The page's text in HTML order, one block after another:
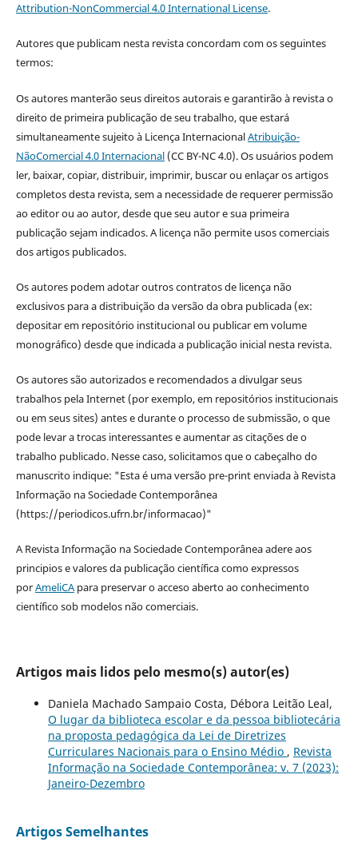
Attribution-NonCommercial 4.0 International License.
Autores que publicam nesta revista concordam com os seguintes
termos:
Os autores manterão seus direitos autorais e garantirão à revista o
direito de primeira publicação de seu trabalho, que estará
simultaneamente sujeito à Licença InternacionalAtribuição-
NãoComercial 4.0 Internacional(CC BY-NC 4.0). Os usuários podem
ler, baixar, copiar, distribuir, imprimir, buscar ou enlaçar os artigos
completos desta revista, sem a necessidade de requerer permissão
ao editor ou ao autor, desde que seu autor e sua primeira
publicação sejam indicados. A licença não permite usos comerciais
dos artigos publicados.
Os autores podem adotar outros contratos de licença não
exclusivos para a distribuição da versão da obra publicada (ex:
depositar em repositório institucional ou publicar em volume
monográfico) desde que indicada a publicação inicial nesta revista.
Os autores são autorizados e recomendados a divulgar seus
trabalhos pela Internet (por exemplo, em repositórios institucionais
ou em seus sites) antes e durante o processo de submissão, o que
pode levar a trocas interessantes e aumentar as citações de o
trabalho publicado. Nesse caso, solicitamos que o cabeçalho do
manuscrito indique: "Esta é uma versão pre-print enviada à Revista
Informação na Sociedade Contemporânea
(https://periodicos.ufrn.br/informacao)"
A Revista Informação na Sociedade Contemporânea adere aos
principios e valores da publicação científica como expressos
porAmeliCApara preservar o acceso aberto ao conhecimento
científico sob modelos não comerciais.
Artigos mais lidos pelo mesmo(s) autor(es)
Daniela Machado Sampaio Costa, Débora Leitão Leal,
O lugar da biblioteca escolar e da pessoa bibliotecária
na proposta pedagógica da Lei de Diretrizes
Curriculares Nacionais para o Ensino Médio , Revista
Informação na Sociedade Contemporânea: v. 7 (2023):
Janeiro-Dezembro
Artigos Semelhantes